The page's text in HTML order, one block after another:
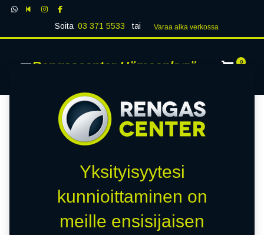
Soita 03 371 5533 tai Varaa aika verk​​​​ossa
Rengascenter Hämeenkyrö 0
Yksityisyytesi
kunnioittaminen on
meille ensisijaisen